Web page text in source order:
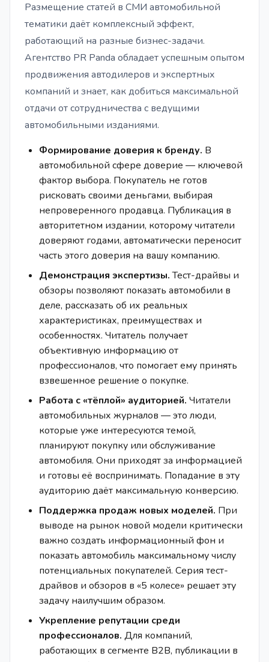
Размещение статей в СМИ автомобильной
тематики даёт комплексный эффект,
работающий на разные бизнес-задачи.
Агентство PR Panda обладает успешным опытом
продвижения автодилеров и экспертных
компаний и знает, как добиться максимальной
отдачи от сотрудничества с ведущими
автомобильными изданиями.
Формирование доверия к бренду. В
автомобильной сфере доверие — ключевой
фактор выбора. Покупатель не готов
рисковать своими деньгами, выбирая
непроверенного продавца. Публикация в
авторитетном издании, которому читатели
доверяют годами, автоматически переносит
часть этого доверия на вашу компанию.
Демонстрация экспертизы.Тест-драйвы и
обзоры позволяют показать автомобили в
деле, рассказать об их реальных
характеристиках, преимуществах и
особенностях. Читатель получает
объективную информацию от
профессионалов, что помогает ему принять
взвешенное решение о покупке.
Работа с «тёплой» аудиторией. Читатели
автомобильных журналов — это люди,
которые уже интересуются темой,
планируют покупку или обслуживание
автомобиля. Они приходят за информацией
и готовы её воспринимать. Попадание в эту
аудиторию даёт максимальную конверсию.
Поддержка продаж новых моделей. При
выводе на рынок новой модели критически
важно создать информационный фон и
показать автомобиль максимальному числу
потенциальных покупателей. Серия тест-
драйвов и обзоров в «5 колесе» решает эту
задачу наилучшим образом.
Укрепление репутации среди
профессионалов. Для компаний,
работающих в сегменте B2B, публикации в